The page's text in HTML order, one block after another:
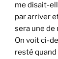
me disait-
par arriver
sera une de
On voit ci-
resté quand